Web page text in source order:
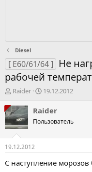
Diesel
[ E60/61/64 ]
Не
рабочей
А
т
о
р
т
е
м
и
Raider
Д
т
с
о
р
19.12.2012
Raider
Пользователь
19.12.2012
С наступление морозов